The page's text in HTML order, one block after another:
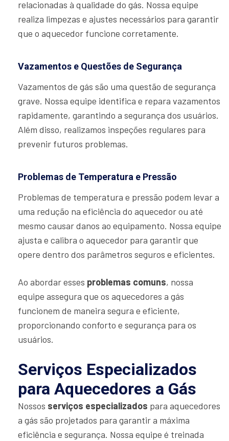
relacionadas à qualidade do gás. Nossa equipe
realiza limpezas e ajustes necessários para garantir
que o aquecedor funcione corretamente.
Vazamentos e Questões de Segurança
Vazamentos de gás são uma questão de segurança
grave. Nossa equipe identifica e repara vazamentos
rapidamente, garantindo a segurança dos usuários.
Além disso, realizamos inspeções regulares para
prevenir futuros problemas.
Problemas de Temperatura e Pressão
Problemas de temperatura e pressão podem levar a
uma redução na eficiência do aquecedor ou até
mesmo causar danos ao equipamento. Nossa equipe
ajusta e calibra o aquecedor para garantir que
opere dentro dos parâmetros seguros e eficientes.
Ao abordar esses problemas comuns, nossa
equipe assegura que os aquecedores a gás
funcionem de maneira segura e eficiente,
proporcionando conforto e segurança para os
usuários.
Serviços Especializados
para Aquecedores a Gás
Nossos serviços especializados para aquecedores
a gás são projetados para garantir a máxima
eficiência e segurança. Nossa equipe é treinada